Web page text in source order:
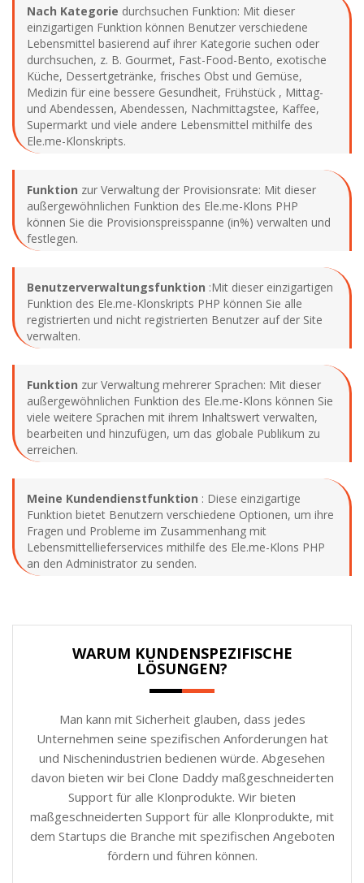
Nach Kategorie durchsuchen Funktion: Mit dieser
einzigartigen Funktion können Benutzer verschiedene
Lebensmittel basierend auf ihrer Kategorie suchen oder
durchsuchen, z. B. Gourmet, Fast-Food-Bento, exotische
Küche, Dessertgetränke, frisches Obst und Gemüse,
Medizin für eine bessere Gesundheit, Frühstück , Mittag-
und Abendessen, Abendessen, Nachmittagstee, Kaffee,
Supermarkt und viele andere Lebensmittel mithilfe des
Ele.me-Klonskripts.
Funktion zur Verwaltung der Provisionsrate: Mit dieser
außergewöhnlichen Funktion des Ele.me-Klons PHP
können Sie die Provisionspreisspanne (in%) verwalten und
festlegen.
Benutzerverwaltungsfunktion :Mit dieser einzigartigen
Funktion des Ele.me-Klonskripts PHP können Sie alle
registrierten und nicht registrierten Benutzer auf der Site
verwalten.
Funktion zur Verwaltung mehrerer Sprachen: Mit dieser
außergewöhnlichen Funktion des Ele.me-Klons können Sie
viele weitere Sprachen mit ihrem Inhaltswert verwalten,
bearbeiten und hinzufügen, um das globale Publikum zu
erreichen.
Meine Kundendienstfunktion : Diese einzigartige
Funktion bietet Benutzern verschiedene Optionen, um ihre
Fragen und Probleme im Zusammenhang mit
Lebensmittellieferservices mithilfe des Ele.me-Klons PHP
an den Administrator zu senden.
WARUM KUNDENSPEZIFISCHE
LÖSUNGEN?
Man kann mit Sicherheit glauben, dass jedes
Unternehmen seine spezifischen Anforderungen hat
und Nischenindustrien bedienen würde. Abgesehen
davon bieten wir bei Clone Daddy maßgeschneiderten
Support für alle Klonprodukte. Wir bieten
maßgeschneiderten Support für alle Klonprodukte, mit
dem Startups die Branche mit spezifischen Angeboten
fördern und führen können.